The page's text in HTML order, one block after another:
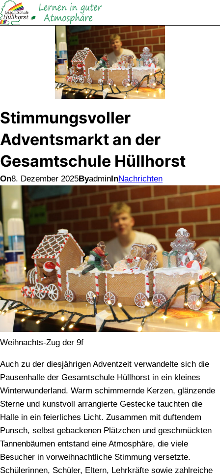
Direkt
zum
Stimmungsvoller
Adventsmarkt an der
Gesamtschule Hüllhorst
On8. Dezember 2025ByadminInNachrichten
Weihnachts-Zug der 9f
Auch zu der diesjährigen Adventzeit verwandelte sich die
Pausenhalle der Gesamtschule Hüllhorst in ein kleines
Winterwunderland. Warm schimmernde Kerzen, glänzende
Sterne und kunstvoll arrangierte Gestecke tauchten die
Halle in ein feierliches Licht. Zusammen mit duftendem
Punsch, selbst gebackenen Plätzchen und geschmückten
Tannenbäumen entstand eine Atmosphäre, die viele
Besucher in vorweihnachtliche Stimmung versetzte.
Schülerinnen, Schüler, Eltern, Lehrkräfte sowie zahlreiche